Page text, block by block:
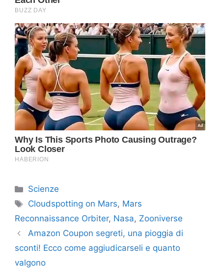
Categorie
Scienze
Tag
Cloudspotting on Mars, Mars
Reconnaissance Orbiter, Nasa, Zooniverse
Amazon Coupon segreti, una pioggia di
sconti! Ecco come aggiudicarseli e quanto
valgono